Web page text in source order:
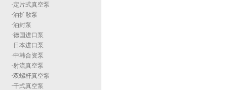
·定片式真空泵
·油扩散泵
·油封泵
·德国进口泵
· 日本进口泵
·中韩合资泵
·射流真空泵
·双螺杆真空泵
·干式真空泵